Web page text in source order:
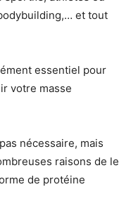
et tout
essentiel pour
votre masse
nécessaire, mais
raisons de le
de protéine